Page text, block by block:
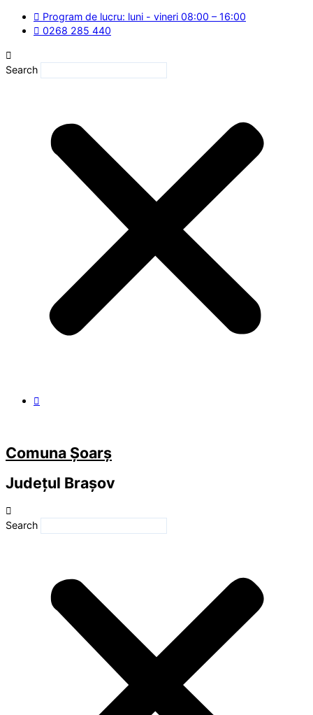
Skip
Program de lucru: luni - vineri 08:00 – 16:00
0268 285 440
Search
Comuna Șoarș
Județul Brașov
Search